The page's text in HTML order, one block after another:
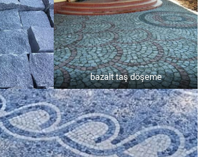
bazalt taş döşeme